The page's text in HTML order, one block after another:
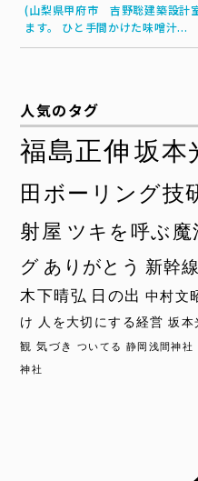
(山梨県甲府市 吉野聡建築設計
ます。 ひと手間かけた味噌汁...
人気のタグ
福島正伸 坂本
田ボーリング技
射屋 ツキを呼ぶ魔
グ ありがとう 新幹線
木下晴弘 日の出 中村文
け
人を大切にする経営 坂本
観 気づき ついてる 静岡浅間神社
神社